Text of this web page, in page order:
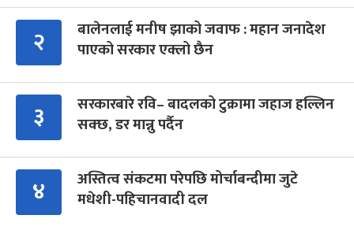
२
बालेनलाई मनीष झाको जवाफ : महान जनादेश
पाएको सरकार एक्लो छैन
३
सरकारबारे रवि– बादलको टुक्रामा जहाज हल्लिन
सक्छ, डर मान्नु पर्दैन
४
अस्तित्व संकटमा परेपछि मोर्चाबन्दीमा जुटे
मधेशी-पहिचानवादी दल